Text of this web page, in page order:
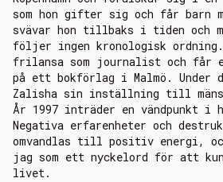
som hon gifter sig och får barn
svävar hon tillbaks i tiden och
följer ingen kronologisk
frilansa som journalist och får
på ett bokförlag i Malmö. Under
Zalisha sin inställning till
År 1997 inträder en vändpunkt i
Negativa erfarenheter och
omvandlas till positiv energi,
jag som ett nyckelord för att
livet.